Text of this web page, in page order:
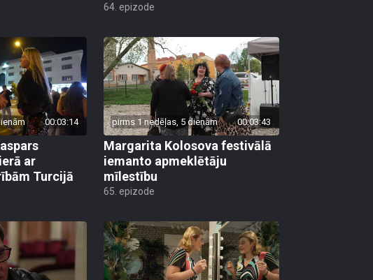
64. epizode
00:03:14
ar
Turcijā
pirms 1 nedēļas, 5 dienām 00:03:43
Margarita Kolosova festivālā
iemanto apmeklētāju
mīlestību
65. epizode